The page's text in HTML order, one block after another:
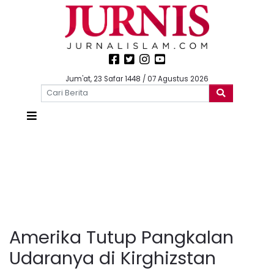
Jum'at, 23 Safar 1448 / 07 Agustus 2026
Amerika Tutup Pangkalan
Udaranya di Kirghizstan